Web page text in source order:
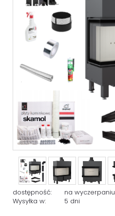
dostępność:
na wyczerpaniu
Wysyłka w:
5 dni